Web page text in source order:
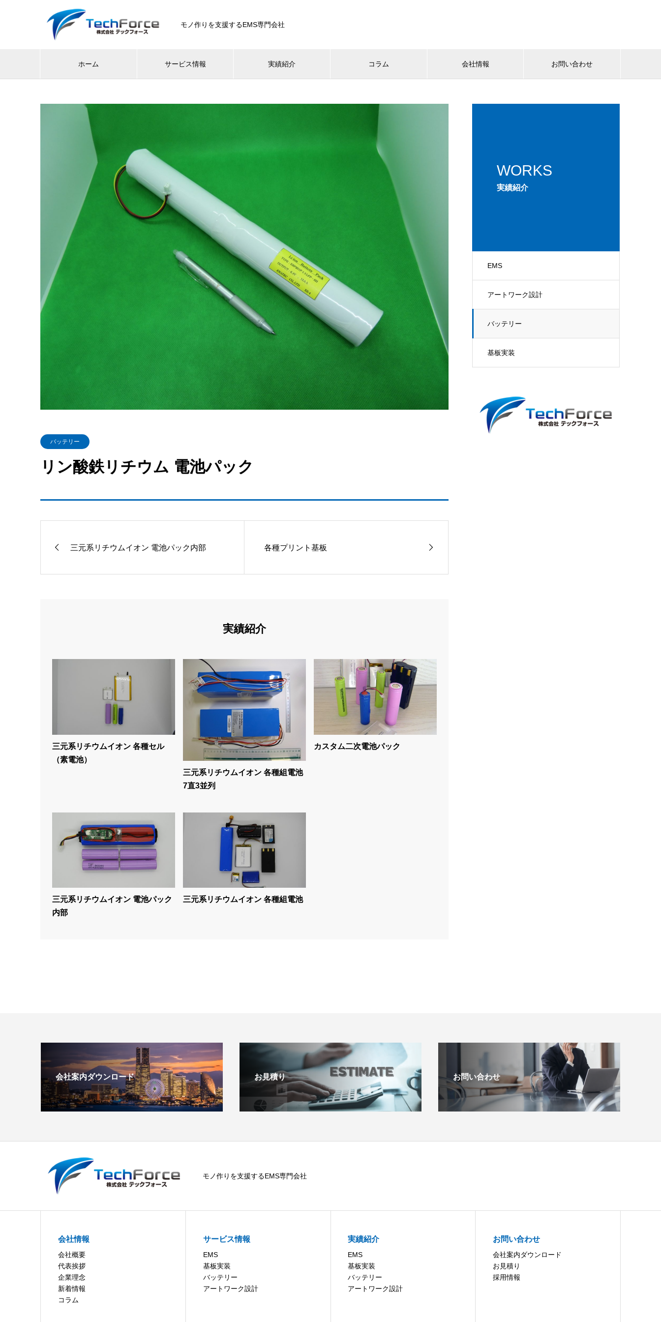
モノ作りを支援するEMS専門会社
ホーム サービス情報 実績紹介 コラム 会社情報 お問い合わせ
WORKS
実績紹介
EMS
アートワーク設計
バッテリー
基板実装
バッテリー
リン酸鉄リチウム 電池パック
三元系リチウムイオン 電池パック内部 各種プリント基板
実績紹介
三元系リチウムイオン 各種セル
（素電池）
三元系リチウムイオン 各種組電池
7直3並列
カスタム二次電池パック
三元系リチウムイオン 電池パック
内部
三元系リチウムイオン 各種組電池
会社案内ダウンロード お見積り お問い合わせ
モノ作りを支援するEMS専門会社
会社情報
会社概要
代表挨拶
企業理念
新着情報
コラム
サービス情報
EMS
基板実装
バッテリー
アートワーク設計
実績紹介
EMS
基板実装
バッテリー
アートワーク設計
お問い合わせ
会社案内ダウンロード
お見積り
採用情報